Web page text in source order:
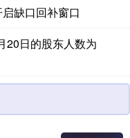
缺口回补窗口
20日的股东人数为